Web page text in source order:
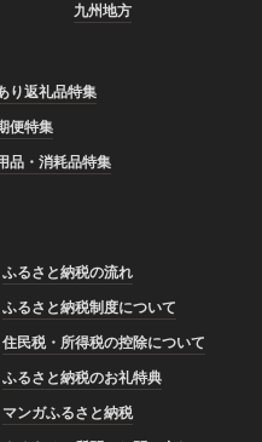
九州地方
り返礼品特集
便特集
品・消耗品特集
ふるさと納税の流れ
ふるさと納税制度について
住民税・所得税の控除について
ふるさと納税のお礼特典
マンガふるさと納税